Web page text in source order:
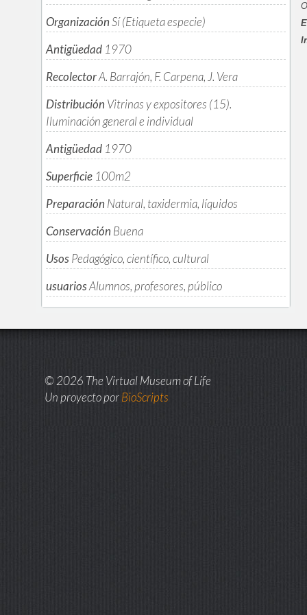
OrganizaciónSí (Etiqueta especie)
Antigüedad 1970
RecolectorA. Barrajón, F. Carpena, J. Vera
Distribución Vitrinas y expositores (15).
Iluminación general e individual
Antigüedad 1970
Superficie 100m2
Preparación Natural, taxidermia, líquidos
Conservación Buena
UsosPedagógico, científico, cultural
usuariosAlumnos, profesores, público
© 2026 The Virtual Museum of Life
Un proyecto porBioScripts